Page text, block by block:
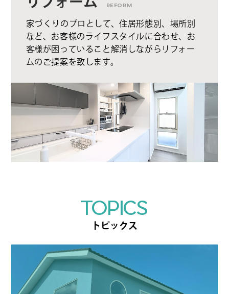
REFORM
家づくりのプロとして、住居形態別、場所別
など、お客様のライフスタイルに合わせ、お
客様が困っていること解消しながらリフォー
ムのご提案を致します。
TOPICS
トピックス